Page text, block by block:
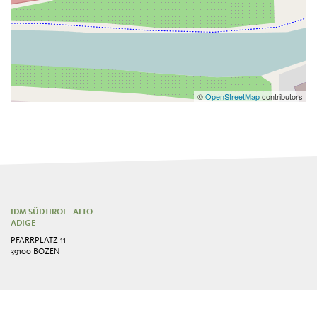
©OpenStreetMapcontributors
IDM SÜDTIROL - ALTO
ADIGE
PFARRPLATZ 11
39100 BOZEN